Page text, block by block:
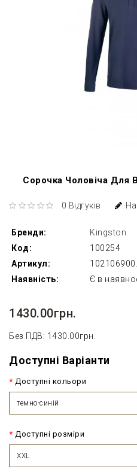
Сорочка Чоловіча Для
0 Відгуків
Бренди:
Kingston
Код:
100254
Артикул:
Наявність:
Є в
1430.00грн.
Без ПДВ: 1430.00грн.
Доступні Варіанти
Доступні кольори
темно-синій
Доступні розміри
XXL